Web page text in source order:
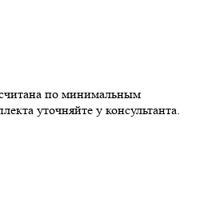
по минимальным
уточняйте у консультанта.